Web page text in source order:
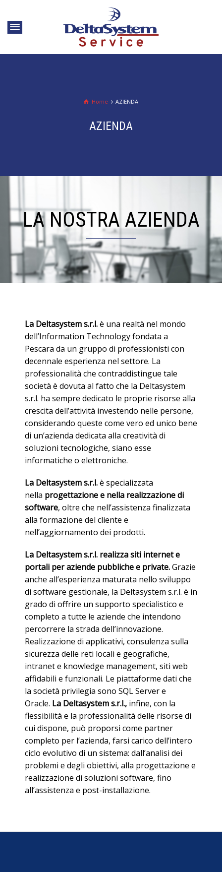
Home AZIENDA
AZIENDA
LA NOSTRA AZIENDA
La Deltasystem s.r.l.è una realtà nel mondo
dell’Information Technology fondata a
Pescara da un gruppo di professionisti con
decennale esperienza nel settore. La
professionalità che contraddistingue tale
società è dovuta al fatto che la Deltasystem
s.r.l. ha sempre dedicato le proprie risorse alla
crescita dell’attività investendo nelle persone,
considerando queste come vero ed unico bene
di un’azienda dedicata alla creatività di
soluzioni tecnologiche, siano esse
informatiche o elettroniche.
La Deltasystem s.r.l.è specializzata
nella progettazione e nella realizzazione di
software, oltre che nell’assistenza finalizzata
alla formazione del cliente e
nell’aggiornamento dei prodotti.
La Deltasystem s.r.l. realizza siti internet e
portali per aziende pubbliche e private.Grazie
anche all’esperienza maturata nello sviluppo
di software gestionale, la Deltasystem s.r.l. è in
grado di offrire un supporto specialistico e
completo a tutte le aziende che intendono
percorrere la strada dell’innovazione.
Realizzazione di applicativi, consulenza sulla
sicurezza delle reti locali e geografiche,
intranet e knowledge management, siti web
affidabili e funzionali. Le piattaforme dati che
la società privilegia sono SQL Server e
Oracle. La Deltasystem s.r.l., infine, con la
flessibilità e la professionalità delle risorse di
cui dispone, può proporsi come partner
completo per l’azienda, farsi carico dell’intero
ciclo evolutivo di un sistema: dall’analisi dei
problemi e degli obiettivi, alla progettazione e
realizzazione di soluzioni software, fino
all’assistenza e post-installazione.